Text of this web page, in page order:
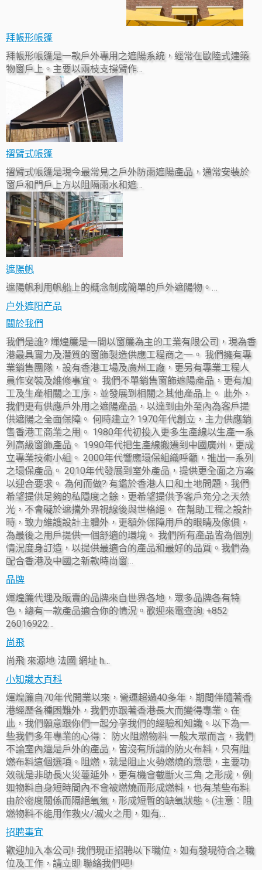
拜帳形帳篷
拜帳形帳篷是一款戶外專用之遮陽系統，經常在歐陸式建築
物窗戶上。主要以兩枝支撐臂作…
摺臂式帳篷
摺臂式帳篷是現今最常見之戶外防雨遮陽產品，通常安裝於
窗戶和門戶上方以阻隔雨水和遮…
遮陽帆
遮陽帆利用帆船上的概念制成簡單的戶外遮陽物。…
户外遮阳产品
關於我們
我們是誰? 煇煌簾是一間以窗簾為主的工業有限公司，現為香
港最具實力及潛質的窗飾製造供應工程商之一。 我們擁有專
業銷售團隊，設有香港工場及廣州工廠，更另有專業工程人
員作安裝及維修事宜。 我們不單銷售窗飾遮陽產品，更有加
工及生產相關之工序，並發展到相關之其他產品上。 此外，
我們更有供應戶外用之遮陽產品，以達到由外至內為客戶提
供遮陽之全面保障。 何時建立? 1970年代創立，主力供應銷
售香港工商業之用。 1980年代初投入更多生產線以生產一系
列高級窗飾產品。 1990年代把生產線搬遷到中國廣州，更成
立專業技術小組。 2000年代響應環保組織呼籲，推出一系列
之環保產品。 2010年代發展到室外產品，提供更全面之方案
以迎合要求。 為何而做? 有鑑於香港人口和土地問題，我們
希望提供足夠的私隱度之餘，更希望提供予客戶充分之天然
光，不會礙於遮擋外界視線後與世格絕。 在幫助工程之設計
時，致力維護設計主體外，更額外保障用戶的眼睛及傢俱，
為最後之用戶提供一個舒適的環境。 我們所有產品皆為個別
情況度身訂造，以提供最適合的產品和最好的品質。我們為
配合香港及中國之新款時尚窗…
品牌
煇煌簾代理及販賣的品牌來自世界各地，眾多品牌各有特
色，總有一款產品適合你的情況。歡迎來電查詢: +852
26016922…
尚飛
尚飛 來源地 法國 網址 h…
小知識大百科
煇煌簾自70年代開業以來，營運超過40多年，期間伴隨著香
港經歷各種困難外，我們亦跟著香港長大而變得專業。在
此，我們願意跟你們一起分享我們的經驗和知識。以下為一
些我們多年專業的心得︰ 防火阻燃物料 一般大眾而言，我們
不論室內還是戶外的產品，皆沒有所謂的防火布料，只有阻
燃布料這個選項。阻燃，就是阻止火勢燃燒的意思，主要功
效就是非助長火災蔓延外，更有機會截斷火三角 之形成，例
如物料自身短時間內不會被燃燒而形成燃料，也有某些布料
由於密度關係而隔絕氧氣，形成短暫的缺氧狀態。(注意︰阻
燃物料不能用作救火/滅火之用，如有…
招聘事宜
歡迎加入本公司! 我們現正招聘以下職位，如有發現符合之職
位及工作，請立即 聯絡我們吧!